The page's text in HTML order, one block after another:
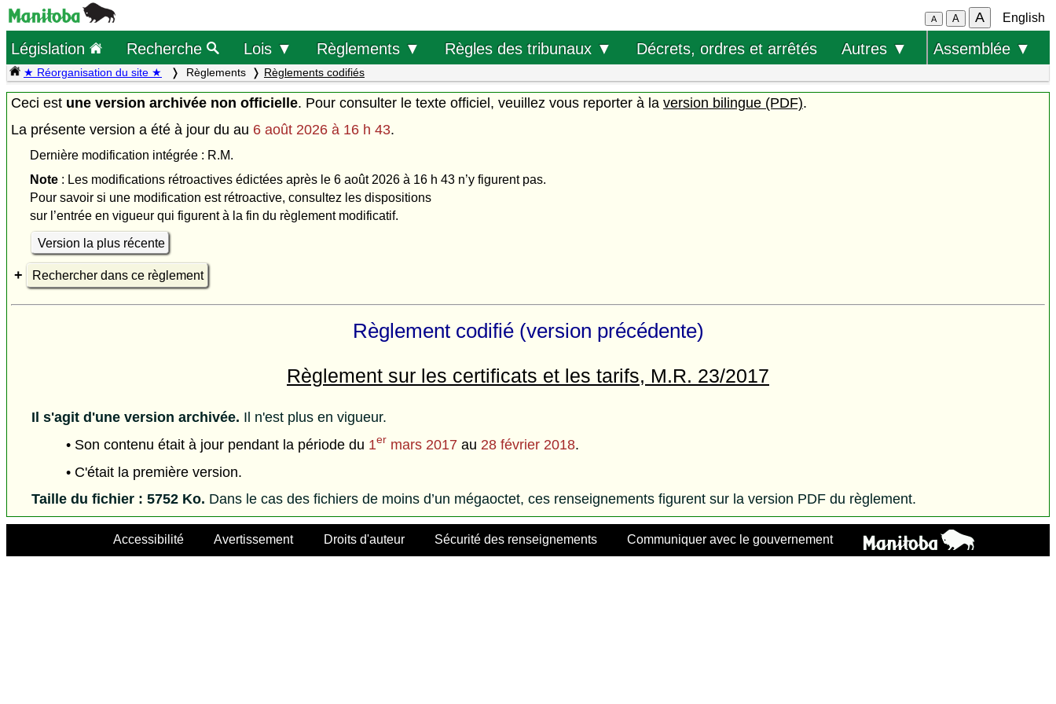
A A A English
Législation Recherche Lois ▼ Règlements ▼ Règles des tribunaux ▼ Décrets, ordres et arrêtés Autres ▼ Assemblée ▼
★ Réorganisation du site ★ Règlements Règlements codifiés
Ceci est une version archivée non officielle. Pour consulter le texte officiel, veuillez vous reporter à la version bilingue (PDF).
La présente version a été à jour du au 6 août 2026 à 16 h 43.
Dernière modification intégrée : R.M.
Note: Les modifications rétroactives édictées après le 6 août 2026 à 16 h 43 n’y figurent pas.
Pour savoir si une modification est rétroactive, consultez les dispositions
sur l’entrée en vigueur qui figurent à la fin du règlement modificatif.
Version la plus récente
Rechercher dans ce règlement
Règlement codifié (version précédente)
Règlement sur les certificats et les tarifs, M.R. 23/2017
Il s'agit d'une version archivée. Il n'est plus en vigueur.
• Son contenu était à jour pendant la période du 1er mars 2017 au 28 février 2018.
• C'était la première version.
Taille du fichier : 5752 Ko. Dans le cas des fichiers de moins d’un mégaoctet, ces renseignements figurent sur la version PDF du règlement.
Accessibilité Avertissement Droits d'auteur Sécurité des renseignements Communiquer avec le gouvernement